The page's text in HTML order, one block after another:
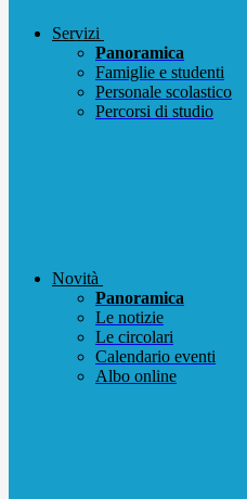
Servizi
Panoramica
Famiglie e studenti
Personale scolastico
Percorsi di studio
Novità
Panoramica
Le notizie
Le circolari
Calendario eventi
Albo online